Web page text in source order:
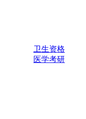
卫生资格
医学考研